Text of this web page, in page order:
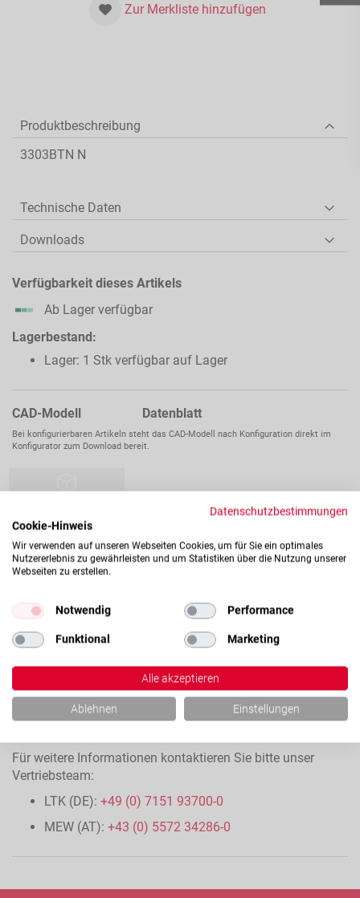
Zur Merkliste hinzufügen
Verfügbarkeit dieses Artikels
Ab Lager verfügbar
Lagerbestand:
Lager: 1 Stk verfügbar auf Lager
CAD-Modell Datenblatt
Bei konfigurierbaren Artikeln steht das CAD-Modell nach Konfiguration direkt im
Konfigurator zum Download bereit.
Für weitere Informationen kontaktieren Sie bitte unser
Vertriebsteam:
LTK (DE): +49 (0) 7151 93700-0
MEW (AT): +43 (0) 5572 34286-0
Produktbeschreibung
3303BTN N
Technische Daten
Downloads
Datenschutzbestimmungen
Cookie-Hinweis
Wir verwenden auf unseren Webseiten Cookies, um für Sie ein optimales
Nutzererlebnis zu gewährleisten und um Statistiken über die Nutzung unserer
Webseiten zu erstellen.
Notwendig Performance
Funktional Marketing
Alle akzeptieren
Ablehnen Einstellungen